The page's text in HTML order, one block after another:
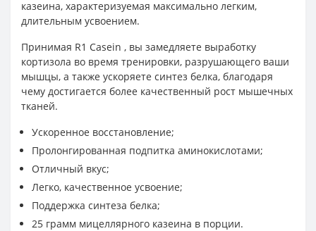
казеина, характеризуемая максимально легким,
длительным усвоением.
Принимая R1 Casein , вы замедляете выработку
кортизола во время тренировки, разрушающего ваши
мышцы, а также ускоряете синтез белка, благодаря
чему достигается более качественный рост мышечных
тканей.
Ускоренное восстановление;
Пролонгированная подпитка аминокислотами;
Отличный вкус;
Легко, качественное усвоение;
Поддержка синтеза белка;
25 грамм мицеллярного казеина в порции.